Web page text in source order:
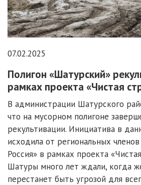
07.02.2025
Полигон «Шатурский»
рамках проекта «Чистая
В администрации Шатурского
что на мусорном полигоне
рекультивации. Инициатива в
исходила от региональных
Россия» в рамках проекта
Шатуры много лет ждали, когда
перестанет быть угрозой для